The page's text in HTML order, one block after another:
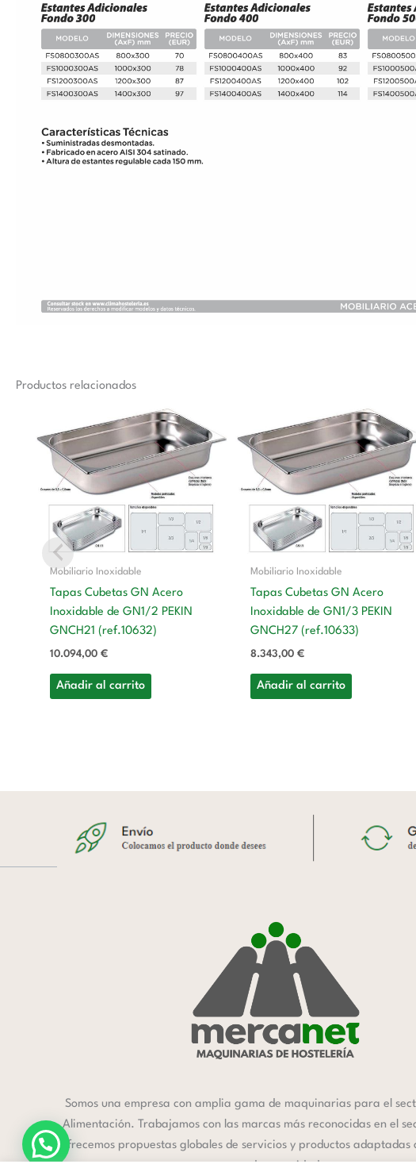
Productos relacionados
Mobiliario Inoxidable
Tapas Cubetas GN Acero
Inoxidable de GN1/2 PEKIN
GNCH21 (ref.10632)
10.094,00€
Añadir al carrito
Mobiliario Inoxidable
Tapas Cubetas GN Acero
Inoxidable de GN1/3 PEKIN
GNCH27 (ref.10633)
8.343,00€
Añadir al carrito
Somos una empresa con amplia gama de maquinarias para el
Alimentación. Trabajamos con las marcas más reconocidas en el
ofrecemos propuestas globales de servicios y productos